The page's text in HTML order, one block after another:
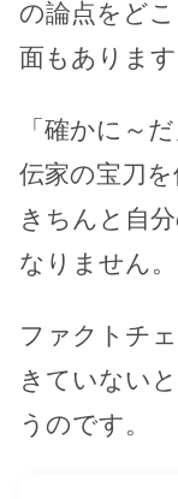
の論点をど
面もあります
「確かに～
伝家の宝刀
きちんと自
なりません。
ファクトチ
きていない
うのです。